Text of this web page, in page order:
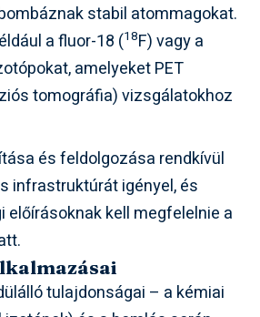
stabil atommagokat.
a fluor-18 (18F) vagy a
amelyeket PET
tomográfia) vizsgálatokhoz
és feldolgozása rendkívül
infrastruktúrát igényel, és
előírásoknak kell megfelelnie a
tulajdonságai – a kémiai